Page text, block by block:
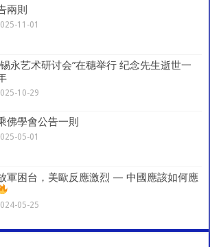
兩則
11-01
永艺术研讨会”在穗举行 纪念先生逝世一
10-29
佛學會公告一則
05-01
軍困台，美歐反應激烈 — 中國應該如何應
05-25